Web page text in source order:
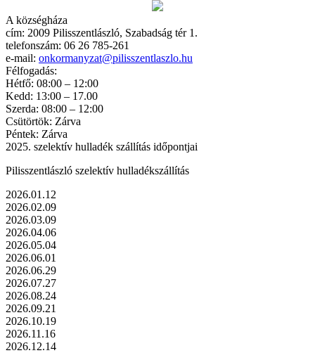
A községháza
cím: 2009 Pilisszentlászló, Szabadság tér 1.
telefonszám: 06 26 785-261
e-mail: onkormanyzat@pilisszentlaszlo.hu
Félfogadás:
Hétfő: 08:00 – 12:00
Kedd: 13:00 – 17.00
Szerda: 08:00 – 12:00
Csütörtök: Zárva
Péntek: Zárva
2025. szelektív hulladék szállítás időpontjai
Pilisszentlászló szelektív hulladékszállítás
2026.01.12
2026.02.09
2026.03.09
2026.04.06
2026.05.04
2026.06.01
2026.06.29
2026.07.27
2026.08.24
2026.09.21
2026.10.19
2026.11.16
2026.12.14